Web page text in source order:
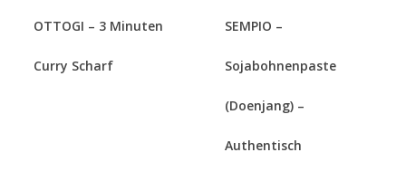
OTTOGI – 3 Minuten
Curry Scharf
SEMPIO –
Sojabohnenpaste
(Doenjang) –
Authentisch